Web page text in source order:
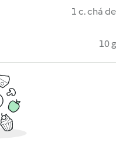
1 c. chá de
10 g